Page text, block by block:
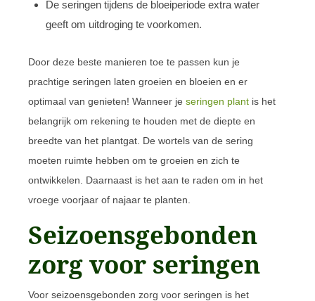
De seringen tijdens de bloeiperiode extra water
geeft om uitdroging te voorkomen.
Door deze beste manieren toe te passen kun je
prachtige seringen laten groeien en bloeien en er
optimaal van genieten! Wanneer je seringen plant is het
belangrijk om rekening te houden met de diepte en
breedte van het plantgat. De wortels van de sering
moeten ruimte hebben om te groeien en zich te
ontwikkelen. Daarnaast is het aan te raden om in het
vroege voorjaar of najaar te planten.
Seizoensgebonden
zorg voor seringen
Voor seizoensgebonden zorg voor seringen is het